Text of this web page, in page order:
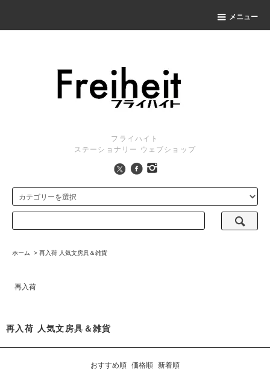
メニュー
フライハイト
ステーショナリー ウェブショップ
ホーム > 再入荷 人気文房具＆雑貨
再入荷
再入荷 人気文房具＆雑貨
おすすめ順 価格順 新着順